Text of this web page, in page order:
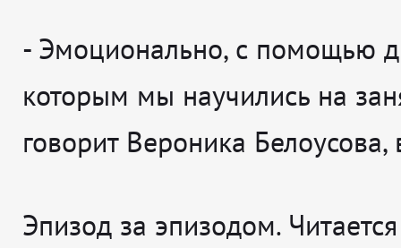
- Эмоционально, с помощью
которым мы научились на
говорит Вероника Белоусова,
Эпизод за эпизодом.